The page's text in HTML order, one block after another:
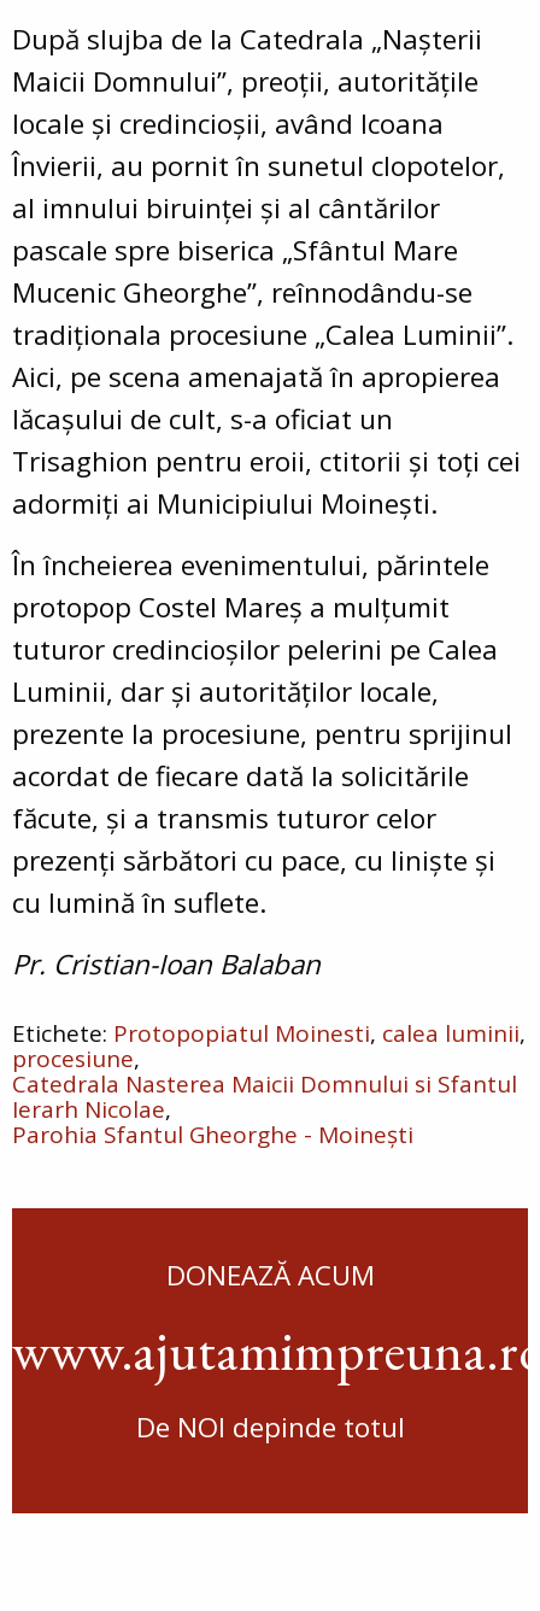
După slujba de la Catedrala „Nașterii
Maicii Domnului”, preoții, autoritățile
locale și credincioșii, având Icoana
Învierii, au pornit în sunetul clopotelor,
al imnului biruinței și al cântărilor
pascale spre biserica „Sfântul Mare
Mucenic Gheorghe”, reînnodându-se
tradiționala procesiune „Calea Luminii”.
Aici, pe scena amenajată în apropierea
lăcașului de cult, s-a oficiat un
Trisaghion pentru eroii, ctitorii și toți cei
adormiți ai Municipiului Moinești.
În încheierea evenimentului, părintele
protopop Costel Mareș a mulțumit
tuturor credincioșilor pelerini pe Calea
Luminii, dar și autorităților locale,
prezente la procesiune, pentru sprijinul
acordat de fiecare dată la solicitările
făcute, și a transmis tuturor celor
prezenți sărbători cu pace, cu liniște și
cu lumină în suflete.
Pr. Cristian-Ioan Balaban
Protopopiatul Moinesti calea luminii
procesiune
Catedrala Nasterea Maicii Domnului si Sfantul
Ierarh Nicolae
Parohia Sfantul Gheorghe - Moinești
DONEAZĂ ACUM
De NOI depinde totul